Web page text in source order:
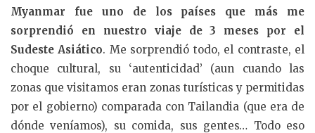
Myanmar fue uno de los países que más me
sorprendió en nuestro viaje de 3 meses por el
Sudeste Asiático. Me sorprendió todo, el contraste, el
choque cultural, su ‘autenticidad’ (aun cuando las
zonas que visitamos eran zonas turísticas y permitidas
por el gobierno) comparada con Tailandia (que era de
dónde veníamos), su comida, sus gentes… Todo eso